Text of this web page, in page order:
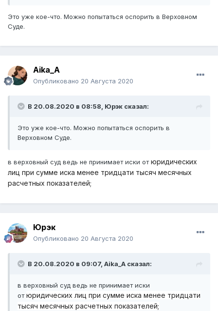
Это уже кое-что. Можно попытаться оспорить в Верховном
Суде.
Aika_A
Опубликовано 20 Августа 2020
В 20.08.2020 в 08:58, Юрэк сказал:
Это уже кое-что. Можно попытаться оспорить в
Верховном Суде.
в верховный суд ведь не принимает иски отюридических
лиц при сумме иска менее тридцати тысяч месячных
расчетных показателей;
Юрэк
Опубликовано 20 Августа 2020
В 20.08.2020 в 09:07, Aika_A сказал:
в верховный суд ведь не принимает иски
отюридических лиц при сумме иска менее тридцати
тысяч месячных расчетных показателей;